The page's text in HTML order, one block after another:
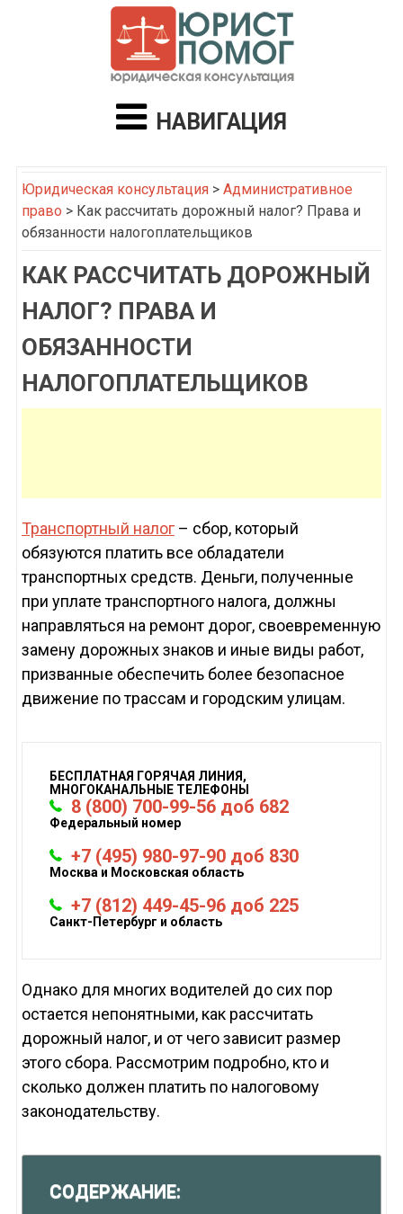
НАВИГАЦИЯ
Юридическая консультация> Административное
право > Как рассчитать дорожный налог? Права и
обязанности налогоплательщиков
КАК РАССЧИТАТЬ ДОРОЖНЫЙ
НАЛОГ? ПРАВА И
ОБЯЗАННОСТИ
НАЛОГОПЛАТЕЛЬЩИКОВ
Транспортный налог– сбор, который
обязуются платить все обладатели
транспортных средств. Деньги, полученные
при уплате транспортного налога, должны
направляться на ремонт дорог, своевременную
замену дорожных знаков и иные виды работ,
призванные обеспечить более безопасное
движение по трассам и городским улицам.
БЕСПЛАТНАЯ ГОРЯЧАЯ ЛИНИЯ,
МНОГОКАНАЛЬНЫЕ ТЕЛЕФОНЫ
8 (800) 700-99-56 доб 682
Федеральный номер
+7 (495) 980-97-90 доб 830
Москва и Московская область
+7 (812) 449-45-96 доб 225
Санкт-Петербург и область
Однако для многих водителей до сих пор
остается непонятными, как рассчитать
дорожный налог, и от чего зависит размер
этого сбора. Рассмотрим подробно, кто и
сколько должен платить по налоговому
законодательству.
СОДЕРЖАНИЕ: